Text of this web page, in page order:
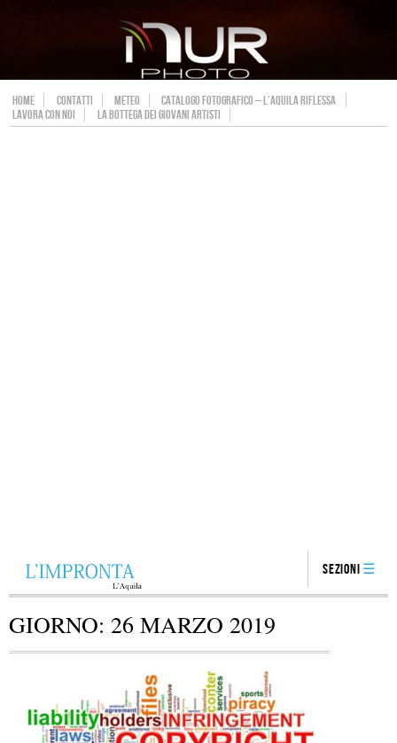
HOME CONTATTI METEO
CATALOGO FOTOGRAFICO – L’AQUILA RIFLESSA
LAVORA CON NOI
LA BOTTEGA DEI GIOVANI ARTISTI
Sezioni
GIORNO: 26 MARZO 2019